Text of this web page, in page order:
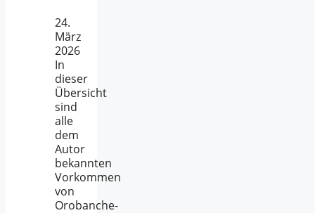
24.
März
2026
In
dieser
Übersicht
sind
alle
dem
Autor
bekannten
Vorkommen
von
Orobanche-